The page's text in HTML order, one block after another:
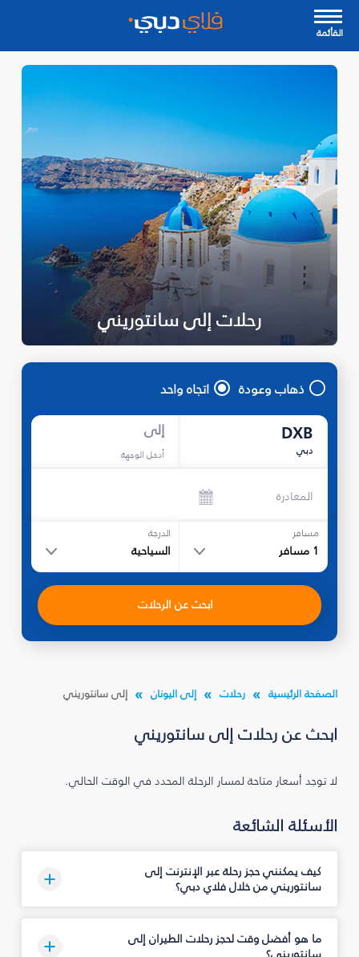
القأئمة
رحلات إلى سانتوريني
ذهاب وعودة اتجاه واحد
DXB
دبي
إلى
أدخل الوجهة
المغادرة
مسافر
1 مسافر
الدرجة
السياحية
ابحث عن الرحلات
الصفحة الرئيسية رحلات إلى اليونان إلى سانتوريني
ابحث عن رحلات إلى سانتوريني
لا توجد أسعار متاحة لمسار الرحلة المحدد في الوقت الحالي.
الأسئلة الشائعة
كيف يمكنني حجز رحلة عبر الإنترنت إلى
سانتوريني من خلال فلاي دبي؟
ما هو أفضل وقت لحجز رحلات الطيران إلى